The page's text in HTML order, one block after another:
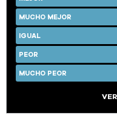
MUCHO MEJOR
IGUAL
PEOR
MUCHO PEOR